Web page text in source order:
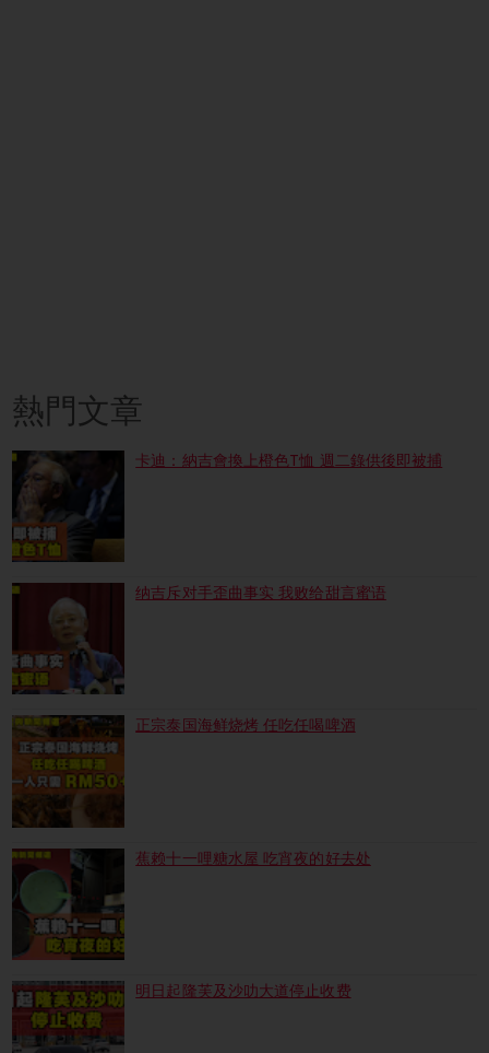
熱門文章
卡迪：納吉會換上橙色T恤 週二錄供後即被捕
纳吉斥对手歪曲事实 我败给甜言蜜语
正宗泰国海鲜烧烤 任吃任喝啤酒
蕉赖十一哩糖水屋 吃宵夜的好去处
明日起隆芙及沙叻大道停止收费